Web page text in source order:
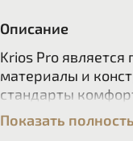
Описание
Krios Pro
материалы и
стандарты
позади
от ADV стали
Показать